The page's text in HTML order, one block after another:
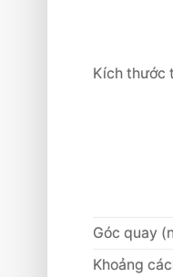
Kích thước
Góc quay
Khoảng